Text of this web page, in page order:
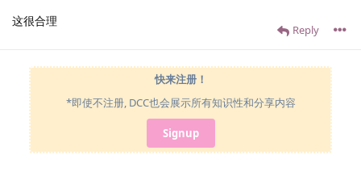
这很合理
Reply
快来注册！
*即使不注册, DCC也会展示所有知识性和分享内容
Signup